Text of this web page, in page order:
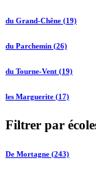
du Grand-Chêne (19)
du Parchemin (26)
du Tourne-Vent (19)
les Marguerite (17)
Filtrer par
De Mortagne (243)